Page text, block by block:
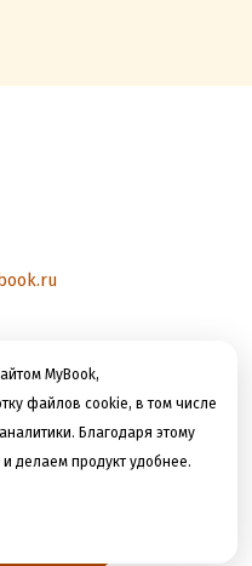
MyBook,
файлов cookie, в том числе
Благодаря этому
делаем продукт удобнее.